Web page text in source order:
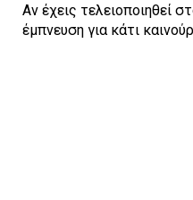
Αν έχεις τελειοποιηθεί
έμπνευση για κάτι